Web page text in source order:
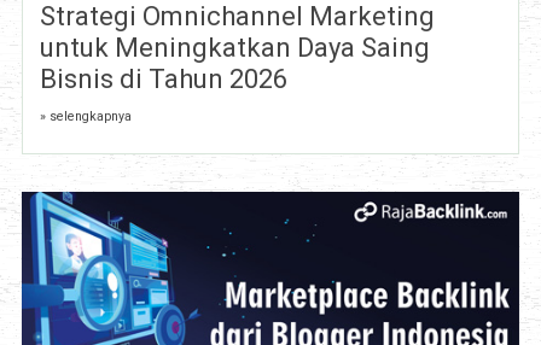
Strategi Omnichannel Marketing
untuk Meningkatkan Daya Saing
Bisnis di Tahun 2026
» selengkapnya